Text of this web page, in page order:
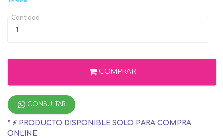
Cantidad
COMPRAR
CONSULTAR
* ⚡ PRODUCTO DISPONIBLE SOLO PARA COMPRA
ONLINE